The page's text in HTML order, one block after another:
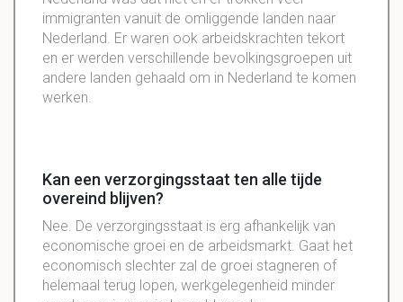
immigranten vanuit de omliggende landen naar
Nederland. Er waren ook arbeidskrachten tekort
en er werden verschillende bevolkingsgroepen uit
andere landen gehaald om in Nederland te komen
werken.
Kan een verzorgingsstaat ten alle tijde
overeind blijven?
Nee. De verzorgingsstaat is erg afhankelijk van
economische groei en de arbeidsmarkt. Gaat het
economisch slechter zal de groei stagneren of
helemaal terug lopen, werkgelegenheid minder